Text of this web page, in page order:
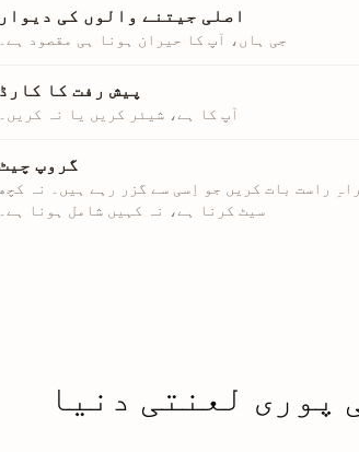
اصلی جیتنے والوں کی دیوار
جی ہاں، آپ کا حیران ہونا ہی مقصود ہے۔
پیش رفت کا کارڈ
آپ کا ہے، شیئر کریں یا نہ کریں۔
گروپ
راست بات کریں جو اِسی سے گزر رہے ہیں۔ نہ کچھ
سیٹ کرنا ہے، نہ کہیں شامل ہونا ہے۔
پوری لعنتی دنیا